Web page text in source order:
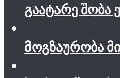
გაატარე შობა
მოგზაურობა